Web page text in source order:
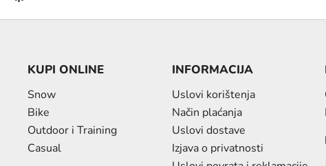
KUPI ONLINE
Snow
Bike
Outdoor i Training
Casual
INFORMACIJA
Uslovi korištenja
Način plaćanja
Uslovi dostave
Izjava o privatnosti